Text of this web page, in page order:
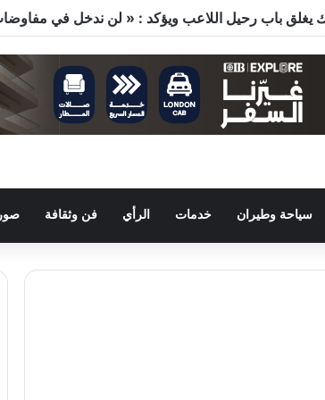
سياحة وطيران خدمات الرأي فن وثقافة